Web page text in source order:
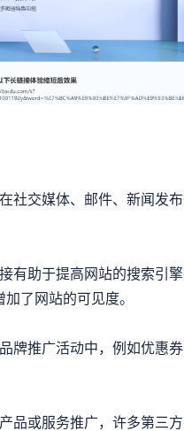
社交媒体、邮件、新闻发
有助于提高网站的搜索引
了网站的可见度。
牌推广活动中，例如优惠
品或服务推广，许多第三